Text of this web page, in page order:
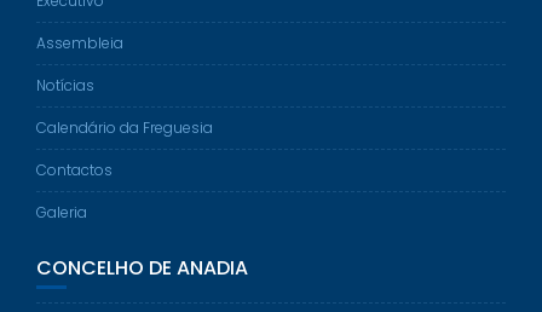
Assembleia
Notícias
Calendário da Freguesia
Contactos
Galeria
CONCELHO DE ANADIA